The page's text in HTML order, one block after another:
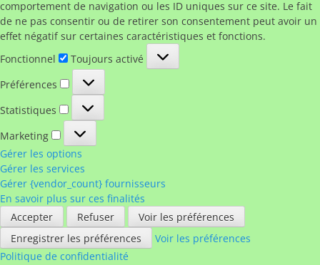
comportement de navigation ou les ID uniques sur ce site. Le fait
de ne pas consentir ou de retirer son consentement peut avoir un
effet négatif sur certaines caractéristiques et fonctions.
Fonctionnel
Toujours activé
Préférences
Statistiques
Marketing
Gérer les options
Gérer les services
Gérer {vendor_count} fournisseurs
En savoir plus sur ces finalités
Accepter
Refuser
Voir les préférences
Enregistrer les préférences
Voir les préférences
Politique de confidentialité